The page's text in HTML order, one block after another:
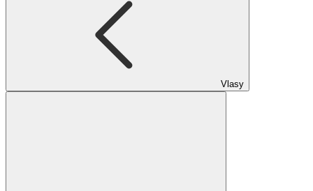
Vlasy